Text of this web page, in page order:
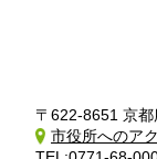
〒622-8651 京
市役所へのア